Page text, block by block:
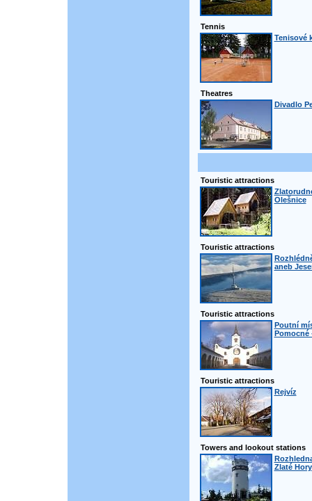
Tennis
Tenisové
Theatres
Divadlo
Touristic attractions
Olešnice
Touristic attractions
aneb
Touristic attractions
Poutní
Pomocné
Touristic attractions
Rejvíz
Towers and lookout stations
Zlaté Hory